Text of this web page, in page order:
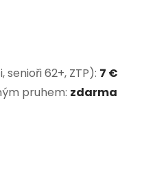
62+, ZTP): 7 €
pruhem: zdarma